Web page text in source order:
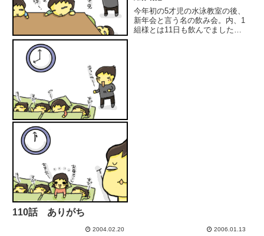
110話 ありがち
2004.02.20
今年初の5才児の水泳教室の後、
新年会と言う名の飲み会。内、1
組様とは11日も飲んでました。
2006.01.13